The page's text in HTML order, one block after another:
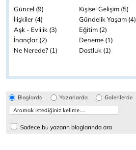
Güncel (9)
Kişisel Gelişim (5)
İlişkiler (4)
Gündelik Yaşam (4)
Aşk - Evlilik (3)
Eğitim (2)
İnançlar (2)
Deneme (1)
Ne Nerede? (1)
Dostluk (1)
Bloglarda Yazarlarda Galerilerde
Sadece bu yazarın bloglarında ara